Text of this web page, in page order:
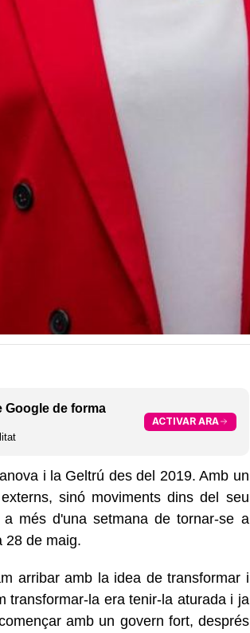
Google de forma
ACTIVAR ARA
i la Geltrú des del 2019. Amb un
sinó moviments dins del seu
més d'una setmana de tornar-se a
28 de maig.
arribar amb la idea de transformar i
transformar-la era tenir-la aturada i ja
amb un govern fort, després